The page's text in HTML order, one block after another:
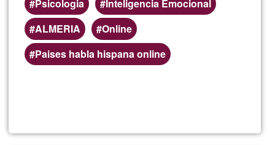
Psicologia
Inteligencia Emocional
ALMERIA
Online
Paises habla hispana online
Arantza